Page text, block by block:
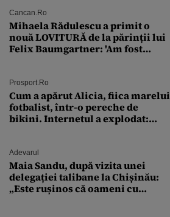
Cancan.ro
Mihaela Rădulescu a primit o
nouă LOVITURĂ de la părinții lui
Felix Baumgartner: 'Am fost
Prosport.ro
Cum a apărut Alicia, fiica marelui
fotbalist, într-o pereche de
bikini. Internetul a explodat:
Adevarul
Maia Sandu, după vizita unei
delegației talibane la Chișinău:
„Este rușinos că oameni cu